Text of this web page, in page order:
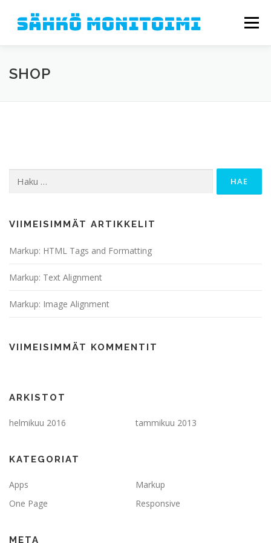
Valikko
PALVELUMME
SHOP
VIIMEISIMMÄT ARTIKKELIT
Markup: HTML Tags and Formatting
Markup: Text Alignment
Markup: Image Alignment
VIIMEISIMMÄT KOMMENTIT
ARKISTOT
helmikuu 2016 tammikuu 2013
KATEGORIAT
Apps
Markup
One Page
Responsive
META